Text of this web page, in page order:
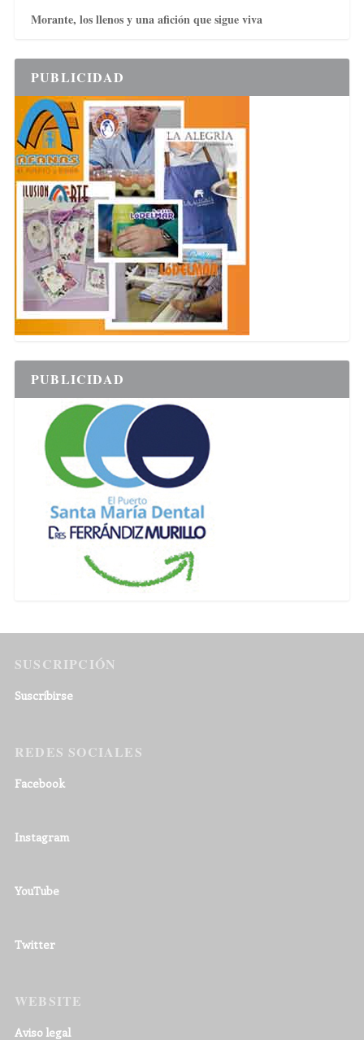
Morante, los llenos y una afición que sigue viva
PUBLICIDAD
PUBLICIDAD
SUSCRIPCIÓN
Suscribirse
REDES SOCIALES
Facebook
Instagram
YouTube
Twitter
WEBSITE
Aviso legal